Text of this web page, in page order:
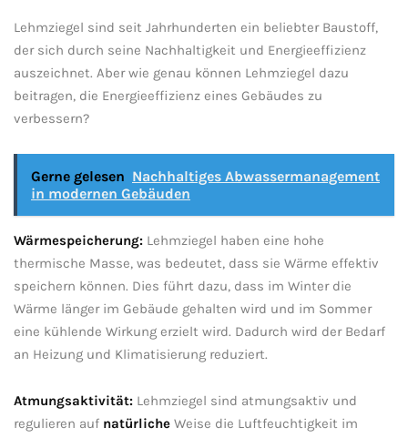
Lehmziegel ‌sind ⁤seit Jahrhunderten ein beliebter⁣ Baustoff,‍
der sich durch ⁣seine Nachhaltigkeit⁢ und Energieeffizienz⁢
auszeichnet. Aber wie genau können Lehmziegel ⁣dazu
beitragen, die ⁣Energieeffizienz eines Gebäudes zu​
verbessern?
Gerne gelesen Nachhaltiges Abwassermanagement
in modernen Gebäuden
Wärmespeicherung: Lehmziegel haben eine hohe
thermische Masse,‌ was bedeutet, dass‍ sie Wärme effektiv
speichern können. Dies führt dazu, ⁤dass im Winter die
Wärme länger im Gebäude gehalten wird und im Sommer
‍eine kühlende​ Wirkung erzielt wird.⁣ Dadurch wird ⁢der​ Bedarf⁤
an ⁣Heizung ⁢und Klimatisierung reduziert.
Atmungsaktivität: Lehmziegel sind ⁤atmungsaktiv und
regulieren auf natürliche ⁤ Weise die Luftfeuchtigkeit im